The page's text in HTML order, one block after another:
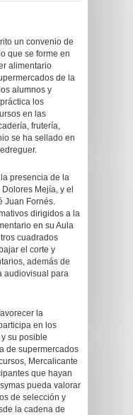
un convenio de
que se forme en
alimentario
de la
alumnos y
los
en las
frutería,
se ha sellado en
presencia de la
Mejía, y el
Juan Fornés.
dirigidos a la
en su Aula
cuadrados
el corte y
además de
audiovisual para
la
en los
su posible
de supermercados
Mercalicante
que hayan
pueda valorar
de selección y
la cadena de